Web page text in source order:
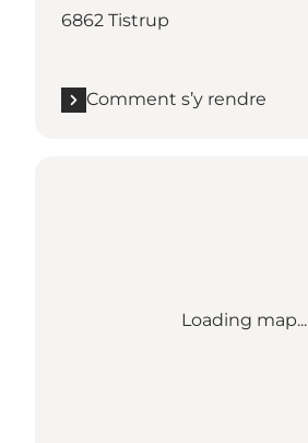
6862 Tistrup
Comment s’y rendre
Loading map...